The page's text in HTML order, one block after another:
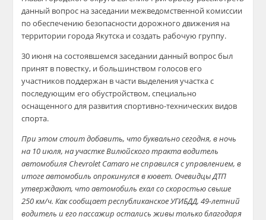
данный вопрос на заседании межведомственной комиссии
по обеспечению безопасности дорожного движения на
территории города Якутска и создать рабочую группу.
30 июня на состоявшемся заседании данный вопрос был
принят в повестку, и большинством голосов его
участников поддержан в части выделения участка с
последующим его обустройством, специально
оснащенного для развития спортивно-технических видов
спорта.
При этом стоит добавить, что буквально сегодня, в ночь
на 10 июля, на участке Вилюйского тракта водитель
автомобиля Chevrolet Camaro не справился с управлением, в
итоге автомобиль опрокинулся в кювет. Очевидцы ДТП
утверждают, что автомобиль ехал со скоростью свыше
250 км/ч. Как сообщает республиканское УГИБДД, 49-летний
водитель и его пассажир остались живы только благодаря